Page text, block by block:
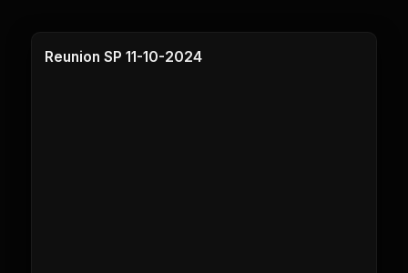
Reunion SP 11-10-2024